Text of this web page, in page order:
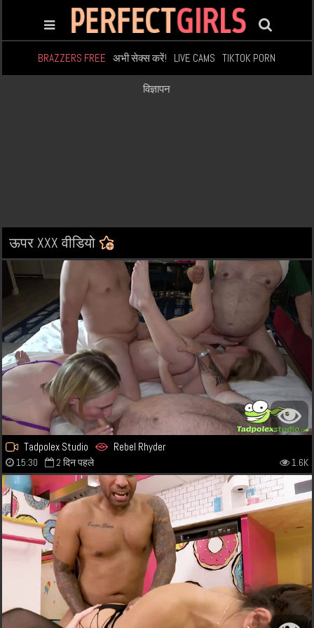
BRAZZERS FREE अभी सेक्स करें! LIVE CAMS TIKTOK PORN
विज्ञापन
ऊपर XXX वीडियो
Tadpolex Studio Rebel Rhyder
15:30 2 दिन पहले 1.6K